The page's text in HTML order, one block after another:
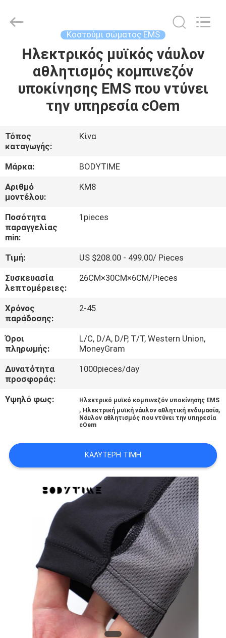
ΣΠΊΤΙ
ΠΡΟΪΌΝΤΑ
ΕΜΕΊΣ
ΓΎΡΟΣ
ΕΡΓΟΣΤΑΣΊΩΝ
ΠΟΙΟΤΙΚΌΣ
ΈΛΕΓΧΟΣ
ΜΑΣ
ΕΛΆΤΕ
ΣΕ
ΕΠΑΦΉ
ΜΕ
ΝΈΑ
ΠΕΡΙΠΤΏΣΕΙΣ
ΈΝΑ
ΑΠΌΣΠΑΣΜΑ
SITEMAP
PRIVACY
POLICY
Technology
Κοστούμι σώματος EMS
Ηλεκτρικός μυϊκός νάυλον
αθλητισμός κομπινεζόν
υποκίνησης EMS που ντύνει
την υπηρεσία cOem
Τόπος
καταγωγής:
Κίνα
Μάρκα:
BODYTIME
Αριθμό
μοντέλου:
KM8
Ποσότητα
παραγγελίας
min:
1pieces
Τιμή:
US $208.00 - 499.00/ Pieces
Συσκευασία
λεπτομέρειες:
26CM×30CM×6CM/Pieces
Χρόνος
παράδοσης:
2-45
Όροι
πληρωμής:
L/C, D/A, D/P, T/T, Western Union,
MoneyGram
Δυνατότητα
προσφοράς:
1000pieces/day
Υψηλό φως: Ηλεκτρικό μυϊκό κομπινεζόν υποκίνησης EMS
, Ηλεκτρική μυϊκή νάυλον αθλητική ενδυμασία,
Νάυλον αθλητισμός που ντύνει την υπηρεσία
cOem
ΚΑΛΎΤΕΡΗ ΤΙΜΉ